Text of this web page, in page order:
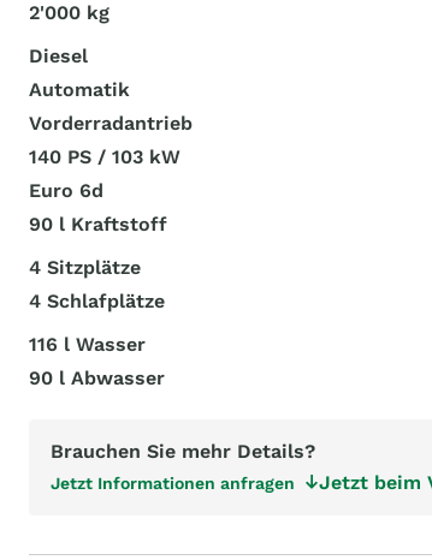
2'000 kg
Diesel
Automatik
Vorderradantrieb
140 PS / 103 kW
Euro 6d
90 l Kraftstoff
4 Sitzplätze
4 Schlafplätze
116 l Wasser
90 l Abwasser
Brauchen Sie mehr Details?
Jetzt Informationen anfragen Jetzt beim